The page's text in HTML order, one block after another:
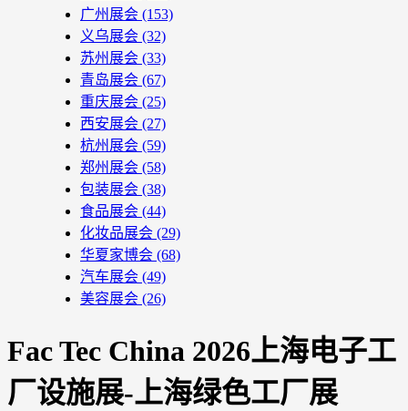
广州展会 (153)
义乌展会 (32)
苏州展会 (33)
青岛展会 (67)
重庆展会 (25)
西安展会 (27)
杭州展会 (59)
郑州展会 (58)
包装展会 (38)
食品展会 (44)
化妆品展会 (29)
华夏家博会 (68)
汽车展会 (49)
美容展会 (26)
Fac Tec China 2026上海电子工
厂设施展-上海绿色工厂展